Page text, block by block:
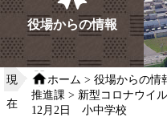
役場からの情報
現
在
ホーム > 役場からの情
推進課 > 新型コロナウイ
12月2日 小中学校